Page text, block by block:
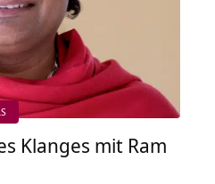
Klanges mit Ram